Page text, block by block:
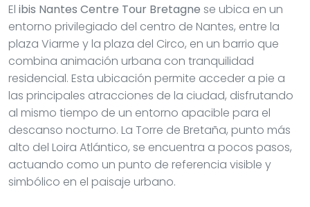
El ibis Nantes Centre Tour Bretagne se ubica en un
entorno privilegiado del centro de Nantes, entre la
plaza Viarme y la plaza del Circo, en un barrio que
combina animación urbana con tranquilidad
residencial. Esta ubicación permite acceder a pie a
las principales atracciones de la ciudad, disfrutando
al mismo tiempo de un entorno apacible para el
descanso nocturno. La Torre de Bretaña, punto más
alto del Loira Atlántico, se encuentra a pocos pasos,
actuando como un punto de referencia visible y
simbólico en el paisaje urbano.